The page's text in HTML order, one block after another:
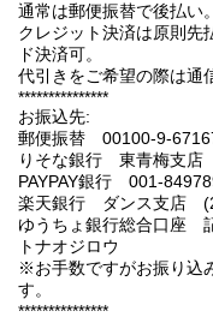
通常は郵便振替で後払い
クレジット決済は原則先
ド決済可。
代引きをご希望の際は通
***************
お振込先:
郵便振替 00100-9-
りそな銀行 東青梅支
PAYPAY銀行 001-
楽天銀行 ダンス支店
ゆうちょ銀行総合口座
トナオジロウ
※お手数ですがお振り込
す。
***************